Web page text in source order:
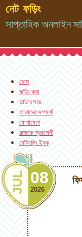
নেট ফড়িং
সাপ্তাহিক অনলাইন
হোম
ফড়িং কথা
ডাউনলোড
আমাদের সম্পর্কে
যোগাযোগ
কল্পতরু প্রকাশনী
নেটফড়িং ইবুক
JUL 08
2026